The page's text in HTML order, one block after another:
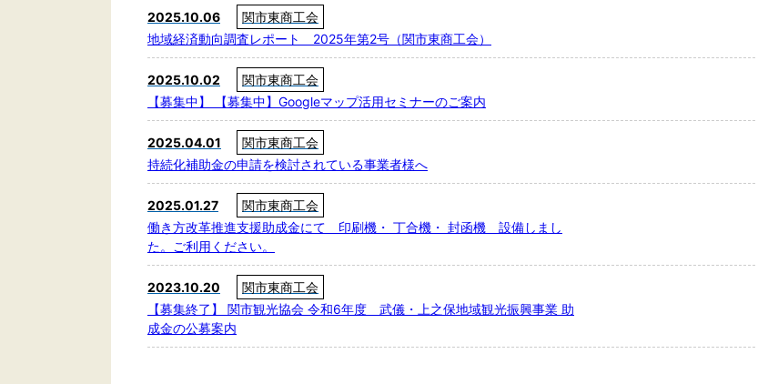
2025.10.06
関市東商工会
地域経済動向調査レポート 2025年第2号（関市東商工会）
2025.10.02
関市東商工会
【募集中】 【募集中】Googleマップ活用セミナーのご案内
2025.04.01
関市東商工会
持続化補助金の申請を検討されている事業者様へ
2025.01.27
関市東商工会
働き方改革推進支援助成金にて 印刷機・ 丁合機・ 封函機 設備しまし
た。ご利用ください。
2023.10.20
関市東商工会
【募集終了】 関市観光協会 令和6年度 武儀・上之保地域観光振興事業 助
成金の公募案内